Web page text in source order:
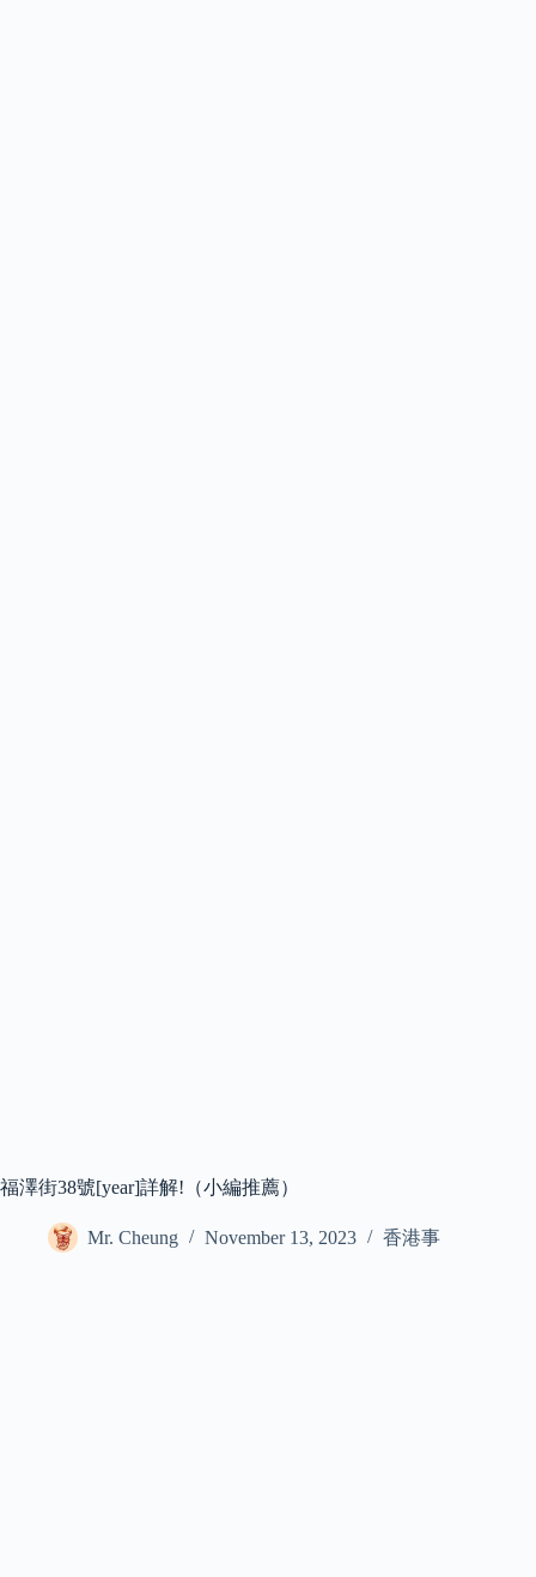
福澤街38號[year]詳解!（小編推薦）
Mr. Cheung November 13, 2023 香港事